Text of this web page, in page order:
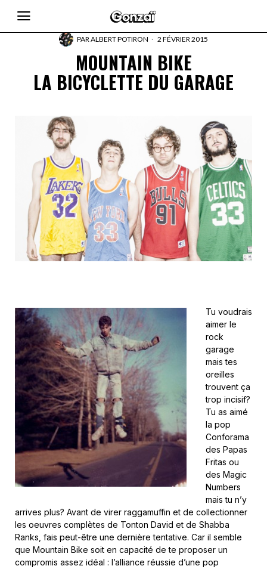
PARALBERT POTIRON 2 FÉVRIER 2015
MOUNTAIN BIKE
LA BICYCLETTE DU GARAGE
Tu voudrais
aimer le
rock
garage
mais tes
oreilles
trouvent ça
trop incisif?
Tu as aimé
la pop
Conforama
des Papas
Fritas ou
des Magic
Numbers
mais tu n’y
arrives plus? Avant de virer raggamuffin et de collectionner
les oeuvres complètes de Tonton David et de Shabba
Ranks, fais peut-être une dernière tentative. Car il semble
que Mountain Bike soit en capacité de te proposer un
compromis assez idéal : l’alliance réussie d’une pop